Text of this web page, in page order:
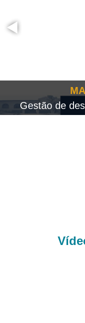
Gestão de